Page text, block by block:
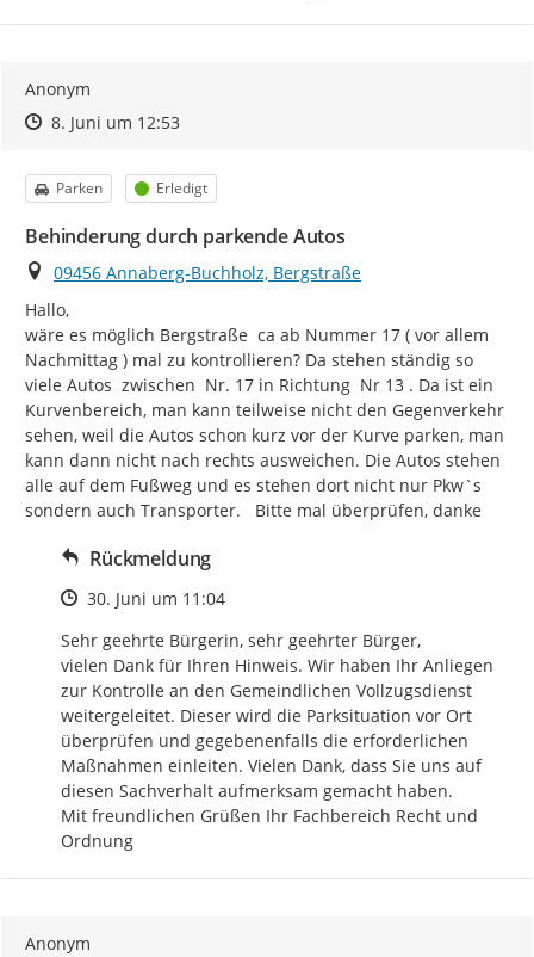
Anonym
Zeitpunkt des Erstellens
Zeitpunkt des Erstellens
8. Juni um 12:53Zur Äußerung
Kategorie
Parken Status
Erledigt
Behinderung durch parkende Autos
Ort
09456 Annaberg-Buchholz, Bergstraße
Hallo,
wäre es möglich Bergstraße  ca ab Nummer 17 ( vor allem
Nachmittag ) mal zu kontrollieren? Da stehen ständig so
viele Autos  zwischen  Nr. 17 in Richtung  Nr 13 . Da ist ein
Kurvenbereich, man kann teilweise nicht den Gegenverkehr
sehen, weil die Autos schon kurz vor der Kurve parken, man
kann dann nicht nach rechts ausweichen. Die Autos stehen
alle auf dem Fußweg und es stehen dort nicht nur Pkw`s
sondern auch Transporter.   Bitte mal überprüfen, danke
Rückmeldung
Zeitpunkt des Erstellens
30. Juni um 11:04
Sehr geehrte Bürgerin, sehr geehrter Bürger,
vielen Dank für Ihren Hinweis. Wir haben Ihr Anliegen
zur Kontrolle an den Gemeindlichen Vollzugsdienst
weitergeleitet. Dieser wird die Parksituation vor Ort
überprüfen und gegebenenfalls die erforderlichen
Maßnahmen einleiten. Vielen Dank, dass Sie uns auf
diesen Sachverhalt aufmerksam gemacht haben.
Mit freundlichen Grüßen Ihr Fachbereich Recht und
Ordnung
Anonym